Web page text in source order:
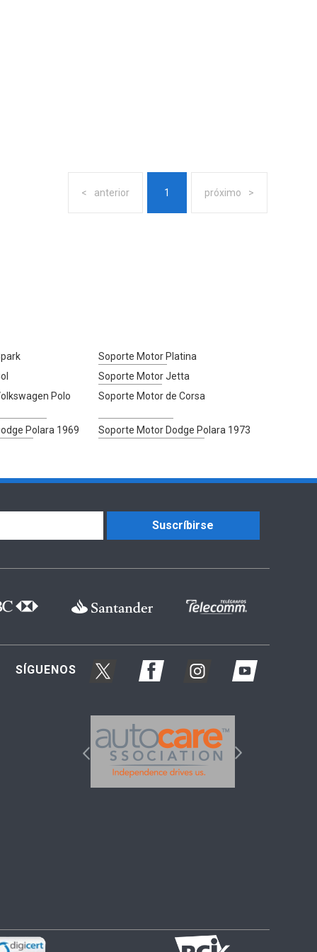
anterior 1 próximo
Soporte Motor Platina
Soporte Motor Jetta
Polo
Soporte Motor de Corsa
Polara 1969 Soporte Motor Dodge Polara 1973
Suscríbirse
SÍGUENOS